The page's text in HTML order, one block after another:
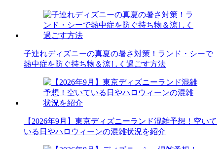
子連れディズニーの真夏の暑さ対策！ランド・シーで
熱中症を防ぐ持ち物＆涼しく過ごす方法
【2026年9月】東京ディズニーランド混雑予想！空いて
いる日やハロウィーンの混雑状況を紹介